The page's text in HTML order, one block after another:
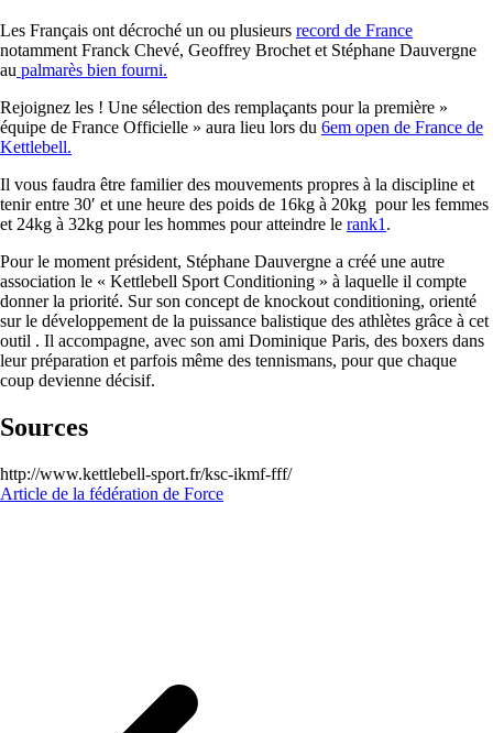
Les Français ont décroché un ou plusieurs record de France
notamment Franck Chevé, Geoffrey Brochet et Stéphane Dauvergne
au palmarès bien fourni.
Rejoignez les ! Une sélection des remplaçants pour la première »
équipe de France Officielle » aura lieu lors du 6em open de France de
Kettlebell.
Il vous faudra être familier des mouvements propres à la discipline et
tenir entre 30′ et une heure des poids de 16kg à 20kg pour les femmes
et 24kg à 32kg pour les hommes pour atteindre le rank1 .
Pour le moment président, Stéphane Dauvergne a créé une autre
association le « Kettlebell Sport Conditioning » à laquelle il compte
donner la priorité. Sur son concept de knockout conditioning, orienté
sur le développement de la puissance balistique des athlètes grâce à cet
outil . Il accompagne, avec son ami Dominique Paris, des boxers dans
leur préparation et parfois même des tennismans, pour que chaque
coup devienne décisif.
Sources
http://www.kettlebell-sport.fr/ksc-ikmf-fff/
Article de la fédération de Force